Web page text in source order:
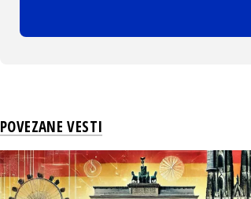
POVEZANE VESTI